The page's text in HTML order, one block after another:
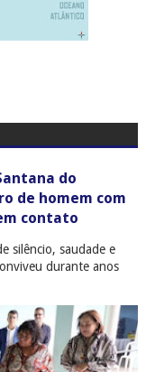
do
de homem com
contato
silêncio, saudade e
durante anos